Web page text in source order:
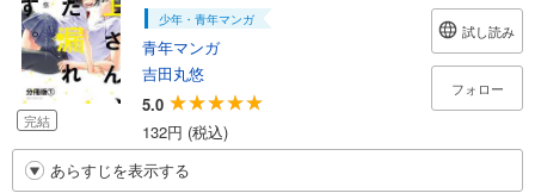
完結
少年・青年マンガ
青年マンガ
吉田丸悠
5.0
132円 (税込)
試し読み
フォロー
あらすじを表示する